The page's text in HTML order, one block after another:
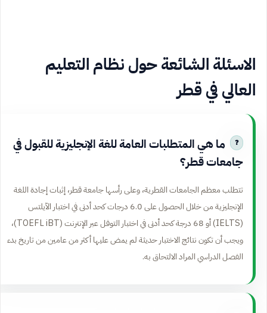
الاسئلة الشائعة حول نظام التعليم
العالي في قطر
ما هي المتطلبات العامة للغة الإنجليزية للقبول في
جامعات قطر؟
تتطلب معظم الجامعات القطرية، وعلى رأسها جامعة قطر، إثبات إجادة اللغة
الإنجليزية من خلال الحصول على 6.0 درجات كحد أدنى في اختبار الآيلتس
(IELTS) أو 68 درجة كحد أدنى في اختبار التوفل عبر الإنترنت (TOEFL iBT)،
ويجب أن تكون نتائج الاختبار حديثة لم يمض عليها أكثر من عامين من تاريخ بدء
الفصل الدراسي المراد الالتحاق به.